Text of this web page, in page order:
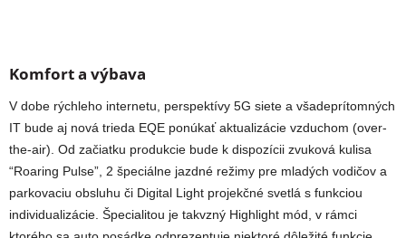
Komfort a výbava
V dobe rýchleho internetu, perspektívy 5G siete a všadeprítomných
IT bude aj nová trieda EQE ponúkať aktualizácie vzduchom (over-
the-air). Od začiatku produkcie bude k dispozícii zvuková kulisa
“Roaring Pulse”, 2 špeciálne jazdné režimy pre mladých vodičov a
parkovaciu obsluhu či Digital Light projekčné svetlá s funkciou
individualizácie. Špecialitou je takvzný Highlight mód, v rámci